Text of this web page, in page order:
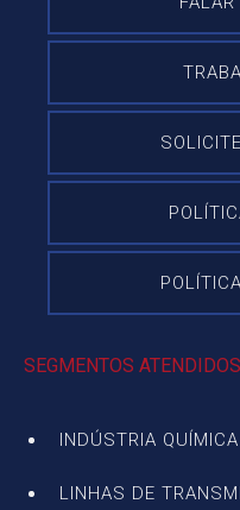
SEGMENTOS
INDÚSTRIA QUÍMICA
LINHAS DE